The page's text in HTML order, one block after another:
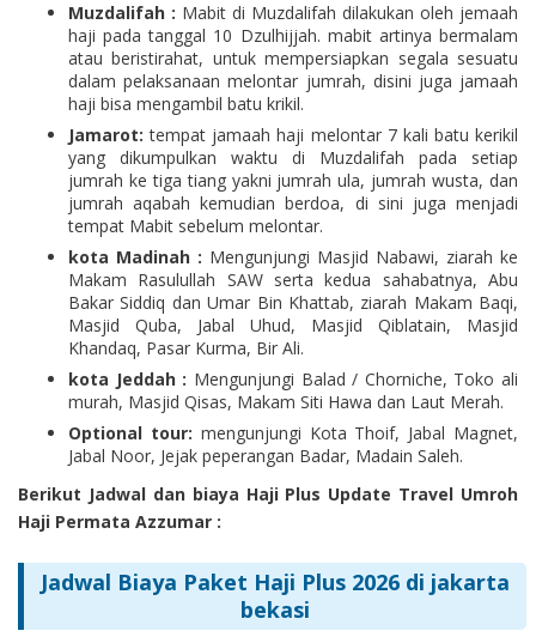
Muzdalifah : Mabit di Muzdalifah dilakukan oleh jemaah
haji pada tanggal 10 Dzulhijjah. mabit artinya bermalam
atau beristirahat, untuk mempersiapkan segala sesuatu
dalam pelaksanaan melontar jumrah, disini juga jamaah
haji bisa mengambil batu krikil.
Jamarot: tempat jamaah haji melontar 7 kali batu kerikil
yang dikumpulkan waktu di Muzdalifah pada setiap
jumrah ke tiga tiang yakni jumrah ula, jumrah wusta, dan
jumrah aqabah kemudian berdoa, di sini juga menjadi
tempat Mabit sebelum melontar.
kota Madinah : Mengunjungi Masjid Nabawi, ziarah ke
Makam Rasulullah SAW serta kedua sahabatnya, Abu
Bakar Siddiq dan Umar Bin Khattab, ziarah Makam Baqi,
Masjid Quba, Jabal Uhud, Masjid Qiblatain, Masjid
Khandaq, Pasar Kurma, Bir Ali.
kota Jeddah : Mengunjungi Balad / Chorniche, Toko ali
murah, Masjid Qisas, Makam Siti Hawa dan Laut Merah.
Optional tour: mengunjungi Kota Thoif, Jabal Magnet,
Jabal Noor, Jejak peperangan Badar, Madain Saleh.
Berikut Jadwal dan biaya Haji Plus Update Travel Umroh
Haji Permata Azzumar :
Jadwal Biaya Paket Haji Plus 2026 di jakarta
bekasi